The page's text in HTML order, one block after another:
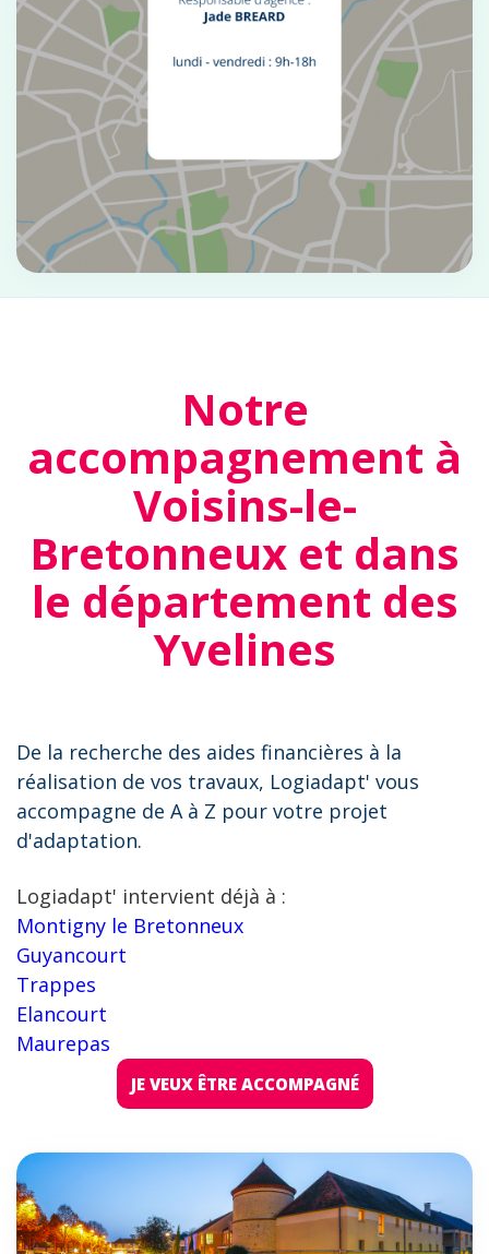
Notre
accompagnement à
Voisins-le-
Bretonneux et dans
le département des
Yvelines
De la recherche des aides financières à la
réalisation de vos travaux, Logiadapt' vous
accompagne de A à Z pour votre projet
d'adaptation.
Logiadapt' intervient déjà à :
Montigny le Bretonneux
Guyancourt
Trappes
Elancourt
Maurepas
JE VEUX ÊTRE ACCOMPAGNÉ